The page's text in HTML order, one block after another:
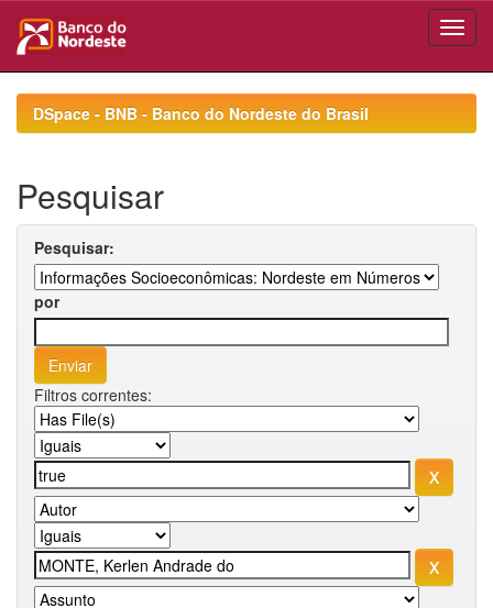
navigationDSpace - BNB - Banco do Nordeste do Brasil
Pesquisar
Pesquisar:
por
Filtros correntes: